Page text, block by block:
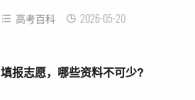
高考百科 2026-05-20
填报志愿，哪些资料不可少?